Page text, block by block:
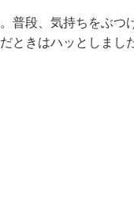
普段、気持ちをぶつ
ときはハッとしまし